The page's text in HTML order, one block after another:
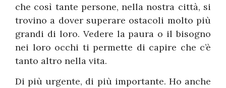
che così tante persone, nella nostra città, si
trovino a dover superare ostacoli molto più
grandi di loro. Vedere la paura o il bisogno
nei loro occhi ti permette di capire che c’è
tanto altro nella vita.
Di più urgente, di più importante. Ho anche